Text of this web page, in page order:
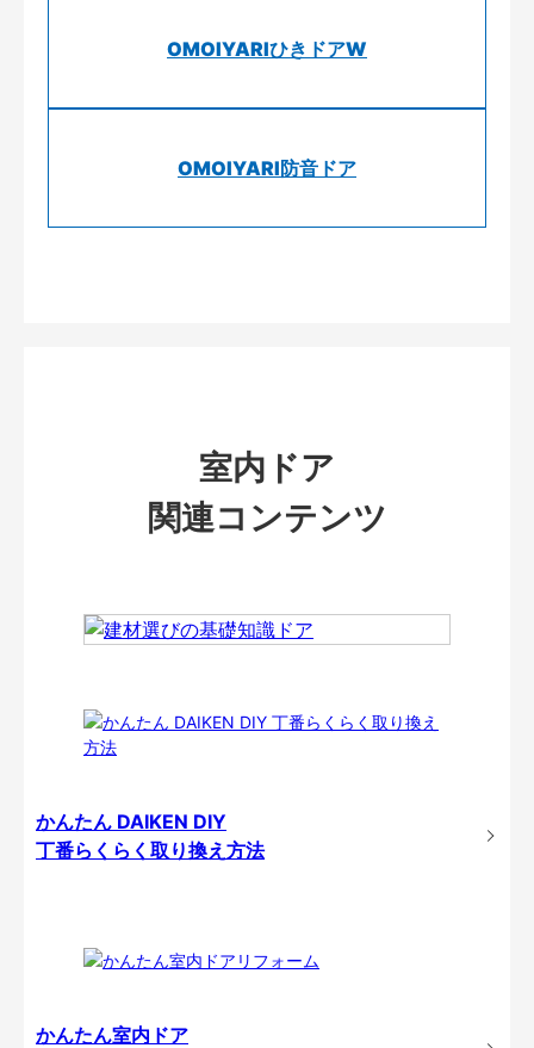
OMOIYARIひきドアW
OMOIYARI防音ドア
室内ドア
関連コンテンツ
かんたん DAIKEN DIY
丁番らくらく取り換え方法
かんたん室内ドア